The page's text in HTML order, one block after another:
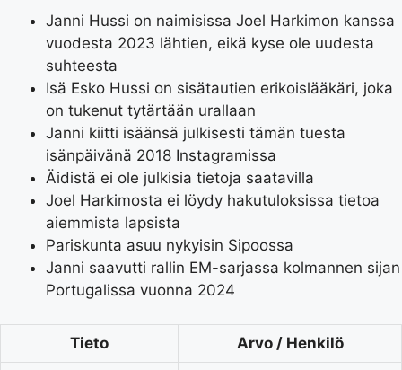
Janni Hussi on naimisissa Joel Harkimon kanssa
vuodesta 2023 lähtien, eikä kyse ole uudesta
suhteesta
Isä Esko Hussi on sisätautien erikoislääkäri, joka
on tukenut tytärtään urallaan
Janni kiitti isäänsä julkisesti tämän tuesta
isänpäivänä 2018 Instagramissa
Äidistä ei ole julkisia tietoja saatavilla
Joel Harkimosta ei löydy hakutuloksissa tietoa
aiemmista lapsista
Pariskunta asuu nykyisin Sipoossa
Janni saavutti rallin EM-sarjassa kolmannen sijan
Portugalissa vuonna 2024
Tieto Arvo / Henkilö